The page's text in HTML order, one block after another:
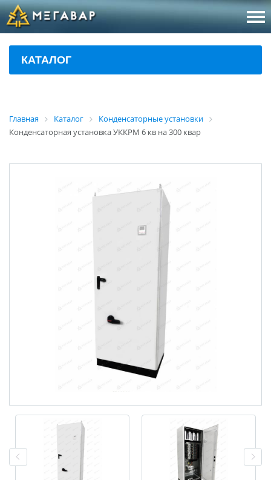
8
КАТАЛОГ
Главная Каталог
Конденсаторные установки
Конденсаторная установка УККРМ 6 кв на 300 квар